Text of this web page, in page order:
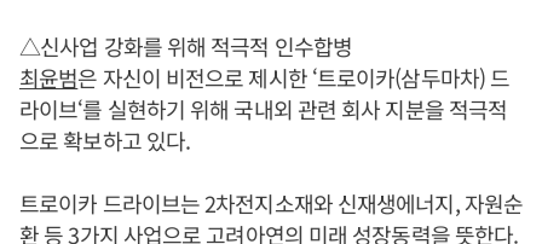
△신사업 강화를 위해 적극적 인수합병
최윤범은 자신이 비전으로 제시한 ‘트로이카(삼두마차) 드
라이브‘를 실현하기 위해 국내외 관련 회사 지분을 적극적
으로 확보하고 있다.
트로이카 드라이브는 2차전지소재와 신재생에너지, 자원순
환 등 3가지 사업으로 고려아연의 미래 성장동력을 뜻한다.